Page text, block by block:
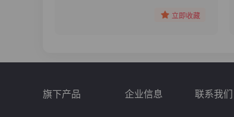
立即收藏
旗下产品 企业信息 联系我们